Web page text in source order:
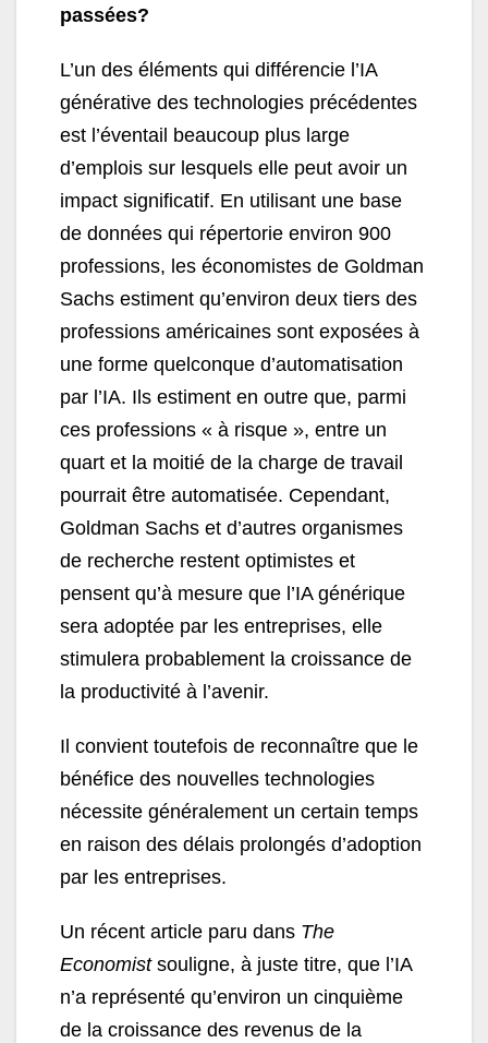
passées?
L’un des éléments qui différencie l’IA
générative des technologies précédentes
est l’éventail beaucoup plus large
d’emplois sur lesquels elle peut avoir un
impact significatif. En utilisant une base
de données qui répertorie environ 900
professions, les économistes de Goldman
Sachs estiment qu’environ deux tiers des
professions américaines sont exposées à
une forme quelconque d’automatisation
par l’IA. Ils estiment en outre que, parmi
ces professions « à risque », entre un
quart et la moitié de la charge de travail
pourrait être automatisée. Cependant,
Goldman Sachs et d’autres organismes
de recherche restent optimistes et
pensent qu’à mesure que l’IA générique
sera adoptée par les entreprises, elle
stimulera probablement la croissance de
la productivité à l’avenir.
Il convient toutefois de reconnaître que le
bénéfice des nouvelles technologies
nécessite généralement un certain temps
en raison des délais prolongés d’adoption
par les entreprises.
Un récent article paru dans The
Economistsouligne, à juste titre, que l’IA
n’a représenté qu’environ un cinquième
de la croissance des revenus de la